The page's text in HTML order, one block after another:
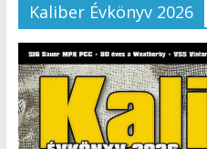
Kaliber Évkönyv 2026